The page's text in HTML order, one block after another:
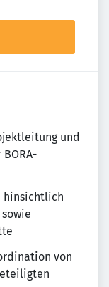
und
hinsichtlich
von